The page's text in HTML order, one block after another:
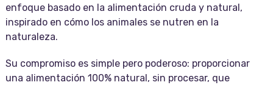
enfoque basado en la alimentación cruda y natural,
inspirado en cómo los animales se nutren en la
naturaleza.
Su compromiso es simple pero poderoso: proporcionar
una alimentación 100% natural, sin procesar, que